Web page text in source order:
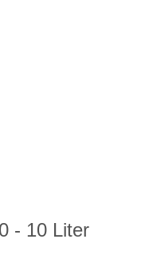
- 10 Liter